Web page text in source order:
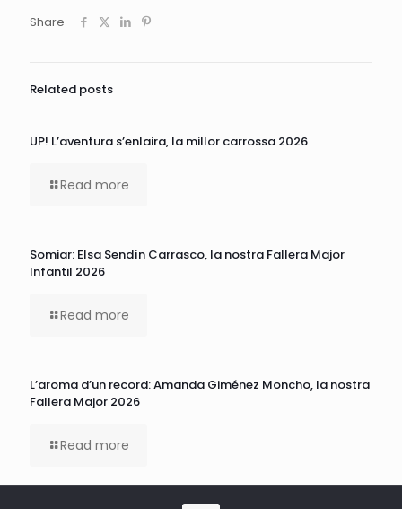
Share
Related posts
UP! L’aventura s’enlaira, la millor carrossa 2026
Read more
Somiar: Elsa Sendín Carrasco, la nostra Fallera Major
Infantil 2026
Read more
L’aroma d’un record: Amanda Giménez Moncho, la nostra
Fallera Major 2026
Read more